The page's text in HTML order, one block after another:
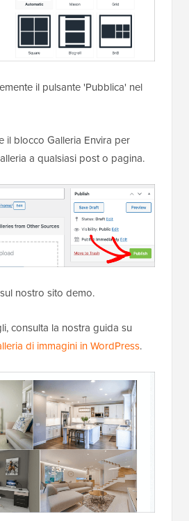
il pulsante 'Pubblica' nel
il blocco Galleria Envira per
a qualsiasi post o pagina.
nostro sito demo.
consulta la nostra guida su
di immagini in WordPress.